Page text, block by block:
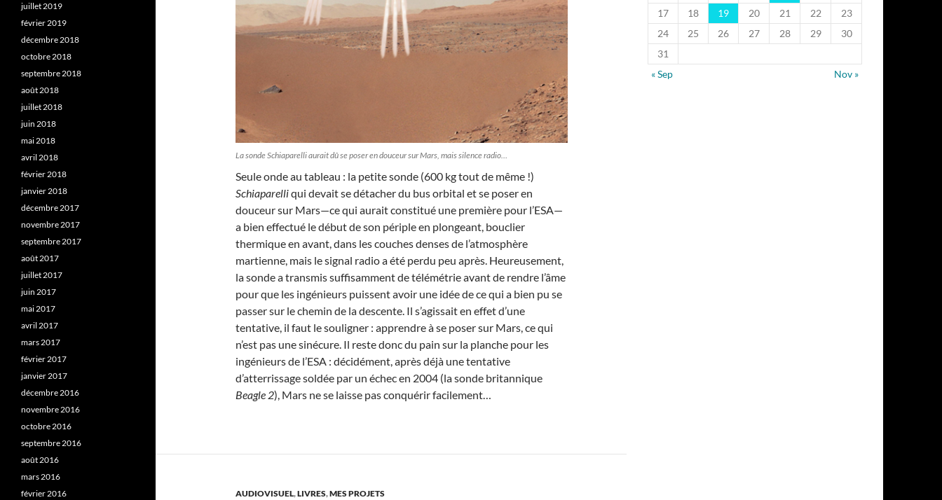
La sonde Schiaparelli aurait dû se poser en douceur sur Mars, mais silence radio…
Seule onde au tableau : la petite sonde (600 kg tout de même !)
Schiaparelliqui devait se détacher du bus orbital et se poser en
douceur sur Mars—ce qui aurait constitué une première pour l’ESA—
a bien effectué le début de son périple en plongeant, bouclier
thermique en avant, dans les couches denses de l’atmosphère
martienne, mais le signal radio a été perdu peu après. Heureusement,
la sonde a transmis suffisamment de télémétrie avant de rendre l’âme
pour que les ingénieurs puissent avoir une idée de ce qui a bien pu se
passer sur le chemin de la descente. Il s’agissait en effet d’une
tentative, il faut le souligner : apprendre à se poser sur Mars, ce qui
n’est pas une sinécure. Il reste donc du pain sur la planche pour les
ingénieurs de l’ESA : décidément, après déjà une tentative
d’atterrissage soldée par un échec en 2004 (la sonde britannique
Beagle 2), Mars ne se laisse pas conquérir facilement…
AUDIOVISUEL,LIVRES,MES PROJETS
17
18 19 20 21 22
23
24
25 26 27 28 29
30
31
« Sep
Nov »
juillet 2019
février 2019
décembre 2018
octobre 2018
septembre 2018
août 2018
juillet 2018
juin 2018
mai 2018
avril 2018
février 2018
janvier 2018
décembre 2017
novembre 2017
septembre 2017
août 2017
juillet 2017
juin 2017
mai 2017
avril 2017
mars 2017
février 2017
janvier 2017
décembre 2016
novembre 2016
octobre 2016
septembre 2016
août 2016
mars 2016
février 2016